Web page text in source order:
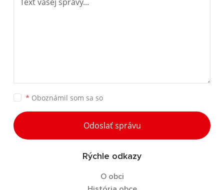
* Oboznámil som sa so
Odoslať správu
Rýchle odkazy
O obci